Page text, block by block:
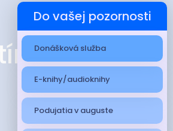
Do vašej pozornosti
Donášková služba
E-knihy/audioknihy
Podujatia v auguste